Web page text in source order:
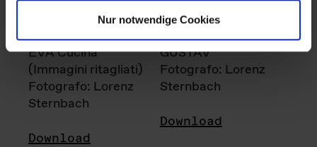
Nur notwendige Cookies
EVA Cucina
(Immagini ritagliati)
Fotografo: Lorenz
Sternbach
Download
GUSTAV
Fotografo: Lorenz
Sternbach
Download